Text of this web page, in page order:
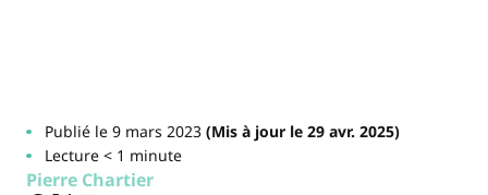
Publié le 9 mars 2023(Mis à jour le 29 avr. 2025)
Lecture < 1 minute
Pierre Chartier